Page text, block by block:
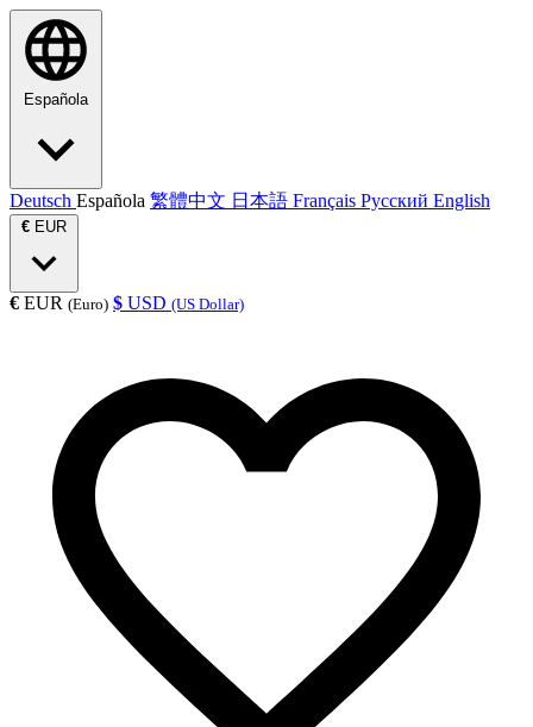
Española
Deutsch Española 繁體中文 日本語 Français Русский English
€ EUR
€ EUR (Euro) $ USD (US Dollar)